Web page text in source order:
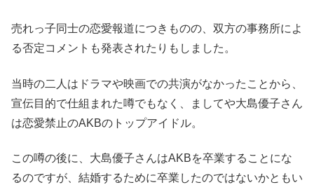
売れっ子同士の恋愛報道につきものの、双方の事務所によ
る否定コメントも発表されたりもしました。
当時の二人はドラマや映画での共演がなかったことから、
宣伝目的で仕組まれた噂でもなく、ましてや大島優子さん
は恋愛禁止のAKBのトップアイドル。
この噂の後に、大島優子さんはAKBを卒業することにな
るのですが、結婚するために卒業したのではないかともい